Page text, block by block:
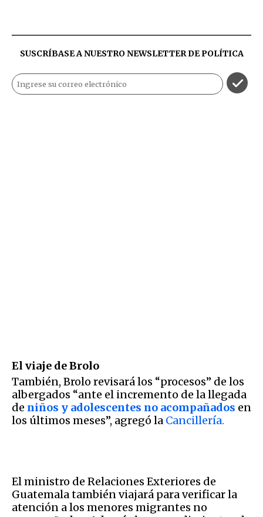
SUSCRÍBASE A NUESTRO NEWSLETTER DEPOLÍTICA
El viaje de Brolo
También, Brolo revisará los “procesos” de los
albergados “ante el incremento de la llegada
de niños y adolescentes no acompañados en
los últimos meses”, agregó la Cancillería.
El ministro de Relaciones Exteriores de
Guatemala también viajará para verificar la
atención a los menores migrantes no